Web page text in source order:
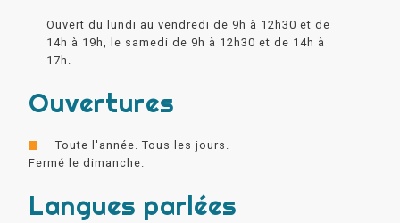
Ouvert du lundi au vendredi de 9h à 12h30 et de
14h à 19h, le samedi de 9h à 12h30 et de 14h à
17h.
Ouvertures
Toute l'année. Tous les jours.
Fermé le dimanche.
Langues parlées